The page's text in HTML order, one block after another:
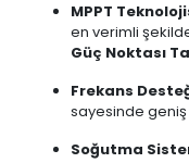
MPPT
en verimli
Güç Noktası
Frekans
sayesinde
Soğutma